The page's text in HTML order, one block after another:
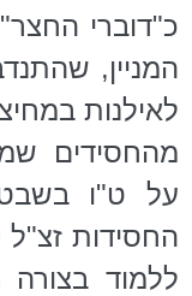
כ"דוברי
המניין,
לאילנות
מהחסידים
על ט"ו
החסידות זצ"ל
ללמוד